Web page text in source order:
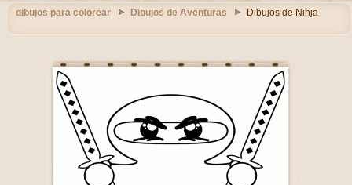
dibujos para colorear Dibujos de Aventuras Dibujos de Ninja